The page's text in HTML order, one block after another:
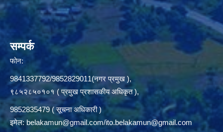
सम्पर्क
फोन:
9841337792/9852829011(नगर प्रमुख ),
९८५२८५०१०१ ( प्रमुख प्रशासकीय अधिकृत ),
9852835479 ( सूचना अधिकारी )
इमेल:belakamun@gmail.com/ito.belakamun@gmail.com